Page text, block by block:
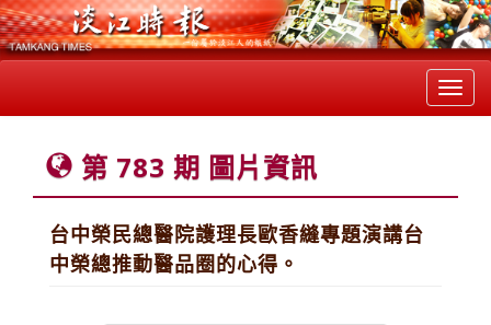
第 783 期 圖片資訊
台中榮民總醫院護理長歐香縫專題演講台
中榮總推動醫品圈的心得。